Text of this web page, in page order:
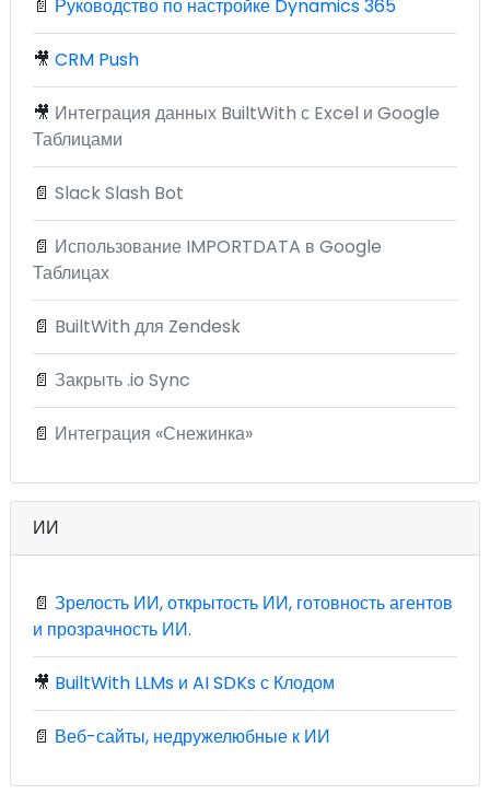
📄 Руководство по настройке Dynamics 365
🎥 CRM Push
🎥 Интеграция данных BuiltWith с Excel и Google
Таблицами
📄 Slack Slash Bot
📄 Использование IMPORTDATA в Google
Таблицах
📄 BuiltWith для Zendesk
📄 Закрыть .io Sync
📄 Интеграция «Снежинка»
ИИ
📄 Зрелость ИИ, открытость ИИ, готовность агентов
и прозрачность ИИ.
🎥 BuiltWith LLMs и AI SDKs с Клодом
📄 Веб-сайты, недружелюбные к ИИ